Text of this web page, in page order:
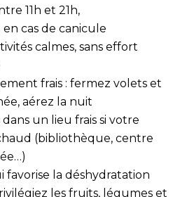
11h et 21h,
cas de canicule
calmes, sans effort
frais : fermez volets et
aérez la nuit
un lieu frais si votre
(bibliothèque, centre
favorise la déshydratation
les fruits, légumes et